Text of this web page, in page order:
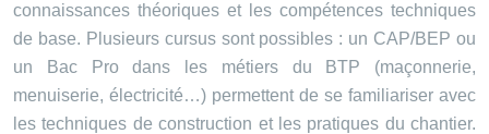
connaissances théoriques et les compétences techniques
de base. Plusieurs cursus sont possibles : un CAP/BEP ou
un Bac Pro dans les métiers du BTP (maçonnerie,
menuiserie, électricité…) permettent de se familiariser avec
les techniques de construction et les pratiques du chantier.